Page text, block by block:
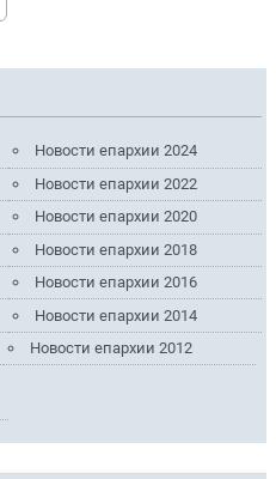
Новости епархии 2024
Новости епархии 2022
Новости епархии 2020
Новости епархии 2018
Новости епархии 2016
Новости епархии 2014
Новости епархии 2012